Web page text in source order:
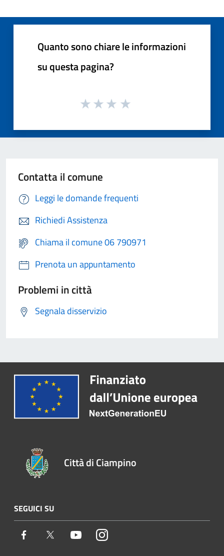
Quanto sono chiare le informazioni
su questa pagina?
Contatta il comune
Leggi le domande frequenti
Richiedi Assistenza
Chiama il comune 06 790971
Prenota un appuntamento
Problemi in città
Segnala disservizio
Città di Ciampino
SEGUICI SU
Facebook Twitter YoutubeInstagram